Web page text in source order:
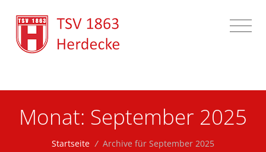
Monat: September 2025
Startseite / Archive für September 2025